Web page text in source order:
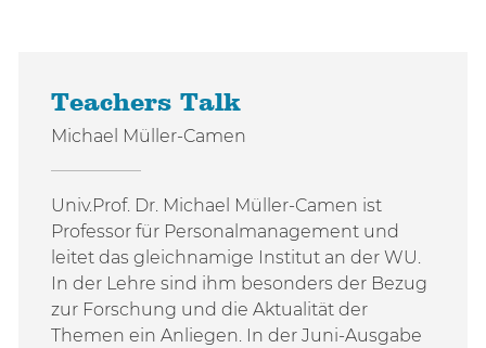
Teachers Talk
Michael Müller-Camen
Univ.Prof. Dr. Michael Müller-Camen ist
Professor für Personalmanagement und
leitet das gleichnamige Institut an der WU.
In der Lehre sind ihm besonders der Bezug
zur Forschung und die Aktualität der
Themen ein Anliegen. In der Juni-Ausgabe